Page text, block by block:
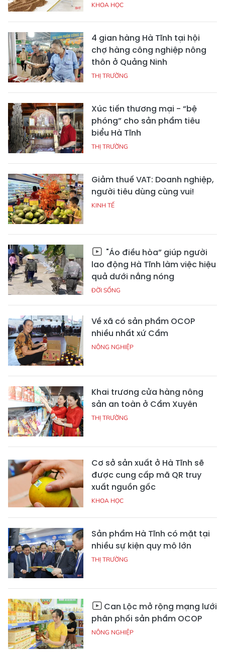
KHOA HỌC
4 gian hàng Hà Tĩnh tại hội
chợ hàng công nghiệp nông
thôn ở Quảng Ninh
THỊ TRƯỜNG
Xúc tiến thương mại - “bệ
phóng” cho sản phẩm tiêu
biểu Hà Tĩnh
THỊ TRƯỜNG
Giảm thuế VAT: Doanh nghiệp,
người tiêu dùng cùng vui!
KINH TẾ
"Áo điều hòa” giúp người
lao động Hà Tĩnh làm việc hiệu
quả dưới nắng nóng
ĐỜI SỐNG
Về xã có sản phẩm OCOP
nhiều nhất xứ Cẩm
NÔNG NGHIỆP
Khai trương cửa hàng nông
sản an toàn ở Cẩm Xuyên
THỊ TRƯỜNG
Cơ sở sản xuất ở Hà Tĩnh sẽ
được cung cấp mã QR truy
xuất nguồn gốc
KHOA HỌC
Sản phẩm Hà Tĩnh có mặt tại
nhiều sự kiện quy mô lớn
THỊ TRƯỜNG
Can Lộc mở rộng mạng lưới
phân phối sản phẩm OCOP
NÔNG NGHIỆP